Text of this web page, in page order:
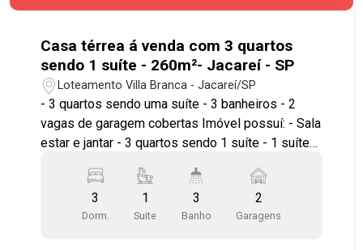
momento.
Casa térrea á venda com 3 quartos
sendo 1 suíte - 260m²- Jacareí - SP
Loteamento Villa Branca - Jacareí/SP
- 3 quartos sendo uma suíte - 3 banheiros - 2
vagas de garagem cobertas Imóvel possuí: - Sala
estar e jantar - 3 quartos sendo 1 suíte - 1 suíte
Lavanderia com teto retrátil - Área gourmet com
piscina - Banheiro social - 2 vagas Ótima
localização, próximo a comércios e serviços
3
Dorm.
1
Suite
3
Banho
2
Garagens